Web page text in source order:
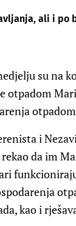
ali i po
su na
otpadom
i
da im
kao i